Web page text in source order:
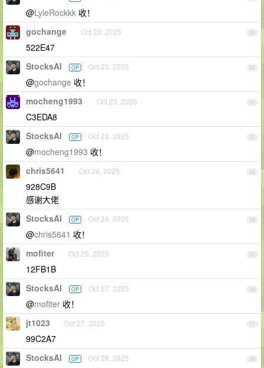
@LyleRockkk 收！
29
gochange Oct 23, 2025
522E47
30
StocksAI OP Oct 23, 2025
@gochange 收！
31
mocheng1993 Oct 23, 2025
C3EDA8
32
StocksAI OP Oct 23, 2025
@mocheng1993 收！
33
chris5641 Oct 24, 2025
928C9B
感谢大佬
34
StocksAI OP Oct 24, 2025
@chris5641 收！
35
mofiter Oct 26, 2025
12FB1B
36
StocksAI OP Oct 27, 2025
@mofiter 收！
37
jt1023 Oct 27, 2025
99C2A7
38
StocksAI OP Oct 28, 2025